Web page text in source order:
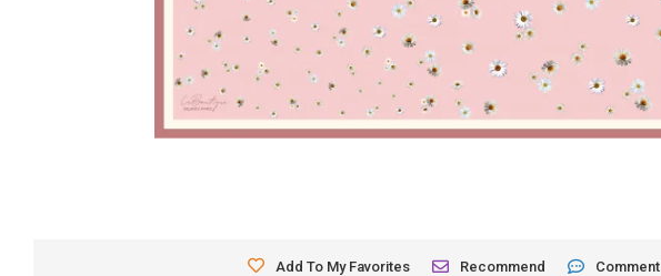
Add To My Favorites Recommend Comment